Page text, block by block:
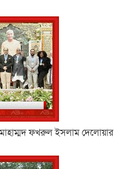
ফখরুল ইসলাম দেলোয়ার